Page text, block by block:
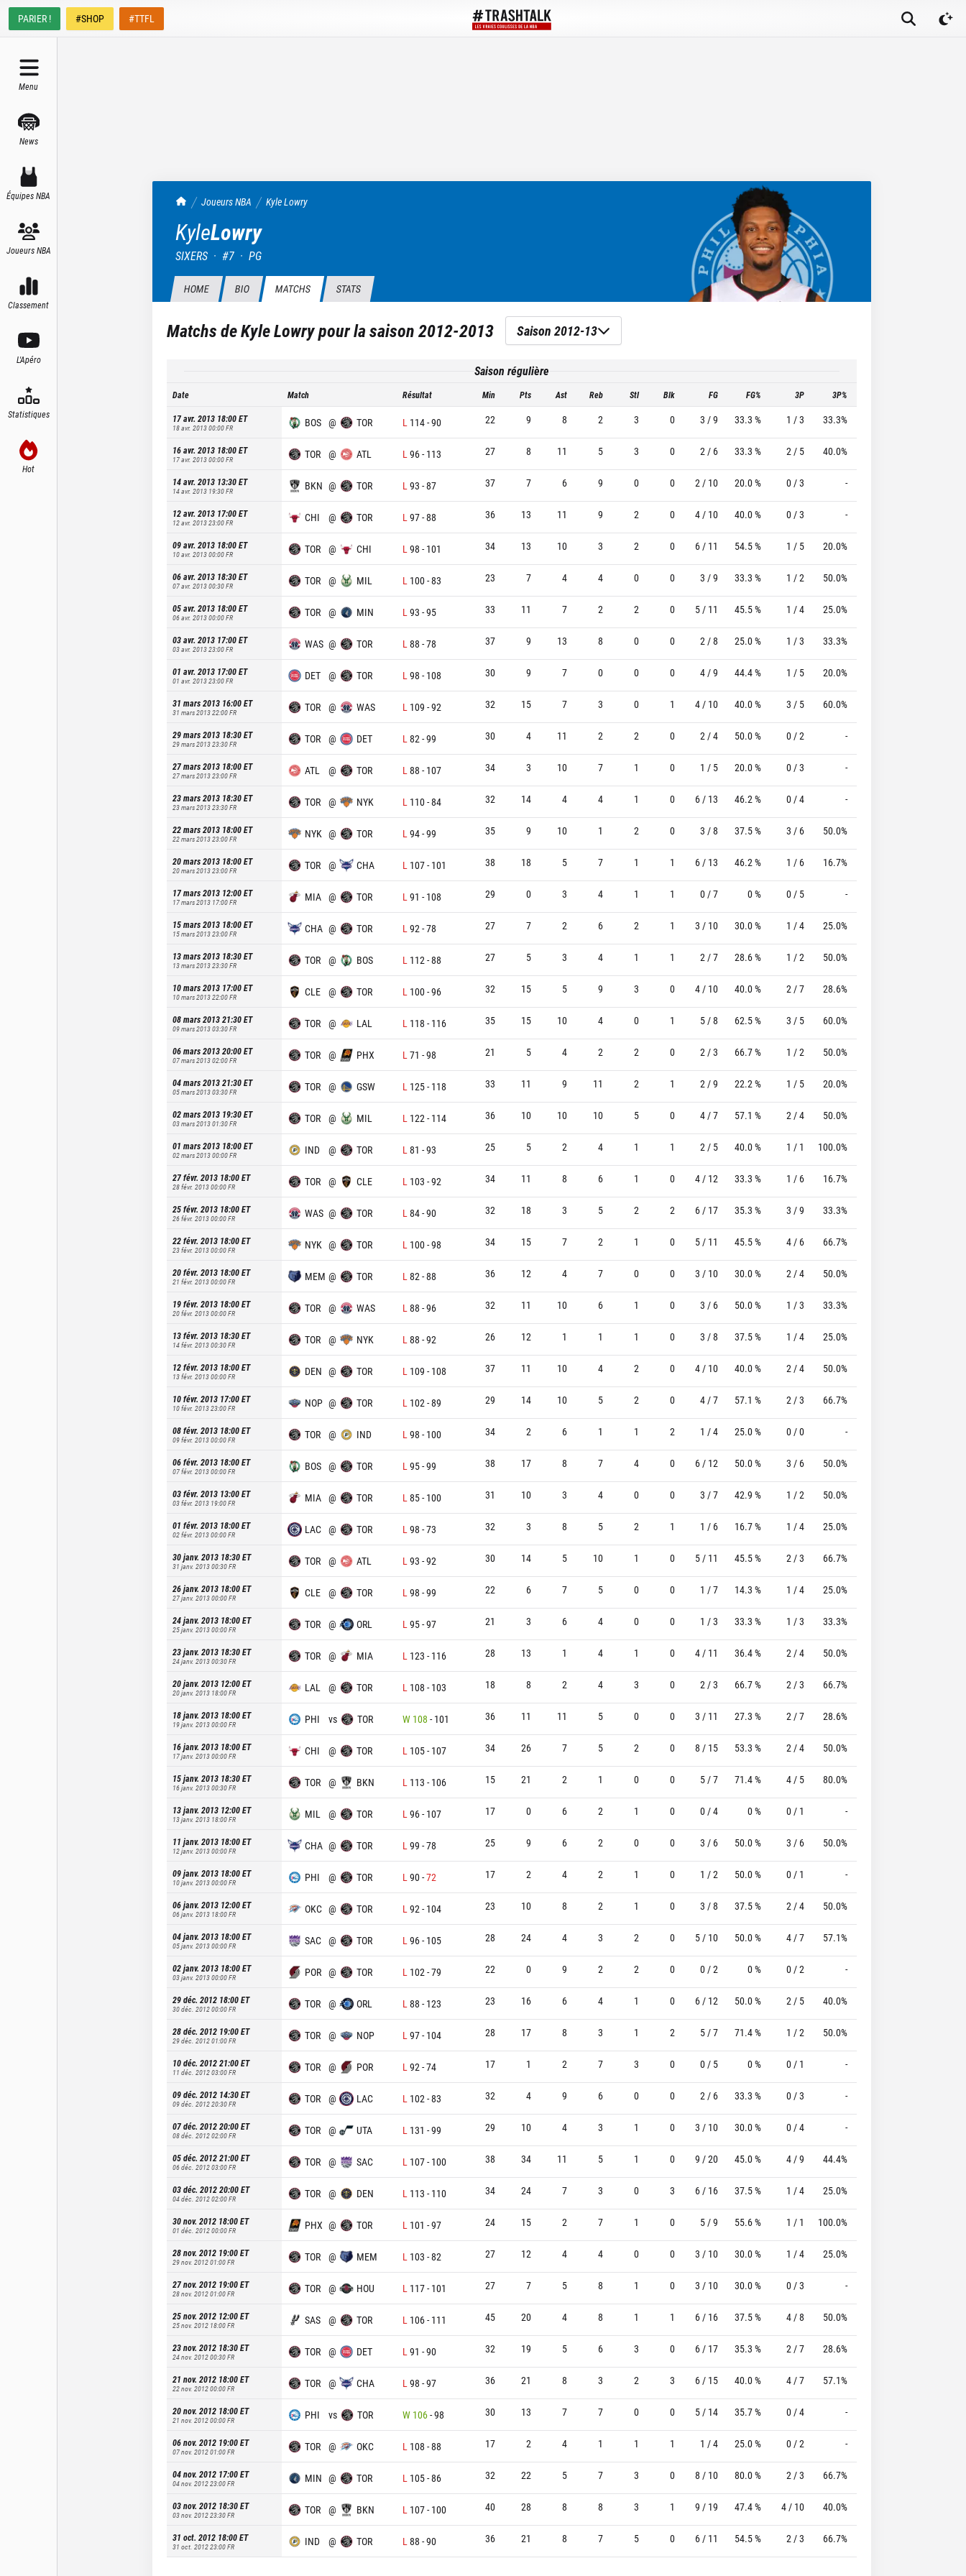
PARIER ! #SHOP #TTFL
Menu
News
Équipes NBA
Joueurs NBA
Classement
L'Apéro
Statistiques
Hot
TrashTalk Actu NBA
Joueurs NBA KyleLowry
KyleLowry
SIXERS · #7 · PG
HOME BIO MATCHS STATS
Matchs deKyle Lowrypour la saison2012-2013 Saison 2012-13
Saison régulière
Date Match Résultat Min Pts Ast Reb Stl Blk FG FG% 3P 3P%
17 avr. 2013 18:00ET
18 avr. 2013 00:00FR BOS @ TOR L 114-90 22 9 8 2 3 0 3 / 9 33.3 % 1 / 3 33.3%
16 avr. 2013 18:00ET
17 avr. 2013 00:00FR TOR @ ATL L 96- 113 27 8 11 5 3 0 2 / 6 33.3 % 2 / 5 40.0%
14 avr. 2013 13:30ET
14 avr. 2013 19:30FR BKN @ TOR L 93 -87 37 7 6 9 0 0 2 / 10 20.0 % 0 / 3 -
12 avr. 2013 17:00ET
12 avr. 2013 23:00FR CHI @ TOR L 97-88 36 13 11 9 2 0 4 / 10 40.0 % 0 / 3 -
09 avr. 2013 18:00ET
10 avr. 2013 00:00FR TOR @ CHI L 98 - 101 34 13 10 3 2 0 6 / 11 54.5 % 1 / 5 20.0%
06 avr. 2013 18:30ET
07 avr. 2013 00:30FR TOR @ MIL L 100-83 23 7 4 4 0 0 3 / 9 33.3 % 1 / 2 50.0%
05 avr. 2013 18:00ET
06 avr. 2013 00:00FR TOR @ MIN L 93 -95 33 11 7 2 2 0 5 / 11 45.5 % 1 / 4 25.0%
03 avr. 2013 17:00ET
03 avr. 2013 23:00FR WAS @ TOR L 88 -78 37 9 13 8 0 0 2 / 8 25.0 % 1 / 3 33.3%
01 avr. 2013 17:00ET
01 avr. 2013 23:00FR DET @ TOR L 98 - 108 30 9 7 0 0 0 4 / 9 44.4 % 1 / 5 20.0%
31 mars 2013 16:00ET
31 mars 2013 22:00FR TOR @ WAS L 109 -92 32 15 7 3 0 1 4 / 10 40.0 % 3 / 5 60.0%
29 mars 2013 18:30ET
29 mars 2013 23:30FR TOR @ DET L 82 -99 30 4 11 2 2 0 2 / 4 50.0 % 0 / 2 -
27 mars 2013 18:00ET
27 mars 2013 23:00FR ATL @ TOR L 88 - 107 34 3 10 7 1 0 1 / 5 20.0 % 0 / 3 -
23 mars 2013 18:30ET
23 mars 2013 23:30FR TOR @ NYK L 110-84 32 14 4 4 1 0 6 / 13 46.2 % 0 / 4 -
22 mars 2013 18:00ET
22 mars 2013 23:00FR NYK @ TOR L 94-99 35 9 10 1 2 0 3 / 8 37.5 % 3 / 6 50.0%
20 mars 2013 18:00ET
20 mars 2013 23:00FR TOR @ CHA L 107- 101 38 18 5 7 1 1 6 / 13 46.2 % 1 / 6 16.7%
17 mars 2013 12:00ET
17 mars 2013 17:00FR MIA @ TOR L 91 - 108 29 0 3 4 1 1 0 / 7 0 % 0 / 5 -
15 mars 2013 18:00ET
15 mars 2013 23:00FR CHA @ TOR L 92 -78 27 7 2 6 2 1 3 / 10 30.0 % 1 / 4 25.0%
13 mars 2013 18:30ET
13 mars 2013 23:30FR TOR @ BOS L 112 -88 27 5 3 4 1 1 2 / 7 28.6 % 1 / 2 50.0%
10 mars 2013 17:00ET
10 mars 2013 22:00FR CLE @ TOR L 100-96 32 15 5 9 3 0 4 / 10 40.0 % 2 / 7 28.6%
08 mars 2013 21:30ET
09 mars 2013 03:30FR TOR @ LAL L 118 - 116 35 15 10 4 0 1 5 / 8 62.5 % 3 / 5 60.0%
06 mars 2013 20:00ET
07 mars 2013 02:00FR TOR @ PHX L 71 -98 21 5 4 2 2 0 2 / 3 66.7 % 1 / 2 50.0%
04 mars 2013 21:30ET
05 mars 2013 03:30FR TOR @ GSW L 125- 118 33 11 9 11 2 1 2 / 9 22.2 % 1 / 5 20.0%
02 mars 2013 19:30ET
03 mars 2013 01:30FR TOR @ MIL L 122 - 114 36 10 10 10 5 0 4 / 7 57.1 % 2 / 4 50.0%
01 mars 2013 18:00ET
02 mars 2013 00:00FR IND @ TOR L 81 -93 25 5 2 4 1 1 2 / 5 40.0 % 1 / 1 100.0%
27 févr. 2013 18:00ET
28 févr. 2013 00:00FR TOR @ CLE L 103 -92 34 11 8 6 1 0 4 / 12 33.3 % 1 / 6 16.7%
25 févr. 2013 18:00ET
26 févr. 2013 00:00FR WAS @ TOR L 84-90 32 18 3 5 2 2 6 / 17 35.3 % 3 / 9 33.3%
22 févr. 2013 18:00ET
23 févr. 2013 00:00FR NYK @ TOR L 100-98 34 15 7 2 1 0 5 / 11 45.5 % 4 / 6 66.7%
20 févr. 2013 18:00ET
21 févr. 2013 00:00FR MEM @ TOR L 82 -88 36 12 4 7 0 0 3 / 10 30.0 % 2 / 4 50.0%
19 févr. 2013 18:00ET
20 févr. 2013 00:00FR TOR @ WAS L 88 -96 32 11 10 6 1 0 3 / 6 50.0 % 1 / 3 33.3%
13 févr. 2013 18:30ET
14 févr. 2013 00:30FR TOR @ NYK L 88 -92 26 12 1 1 1 0 3 / 8 37.5 % 1 / 4 25.0%
12 févr. 2013 18:00ET
13 févr. 2013 00:00FR DEN @ TOR L 109 - 108 37 11 10 4 2 0 4 / 10 40.0 % 2 / 4 50.0%
10 févr. 2013 17:00ET
10 févr. 2013 23:00FR NOP @ TOR L 102 -89 29 14 10 5 2 0 4 / 7 57.1 % 2 / 3 66.7%
08 févr. 2013 18:00ET
09 févr. 2013 00:00FR TOR @ IND L 98 - 100 34 2 6 1 1 2 1 / 4 25.0 % 0 / 0 -
06 févr. 2013 18:00ET
07 févr. 2013 00:00FR BOS @ TOR L 95-99 38 17 8 7 4 0 6 / 12 50.0 % 3 / 6 50.0%
03 févr. 2013 13:00ET
03 févr. 2013 19:00FR MIA @ TOR L 85- 100 31 10 3 4 0 0 3 / 7 42.9 % 1 / 2 50.0%
01 févr. 2013 18:00ET
02 févr. 2013 00:00FR LAC @ TOR L 98 -73 32 3 8 5 2 1 1 / 6 16.7 % 1 / 4 25.0%
30 janv. 2013 18:30ET
31 janv. 2013 00:30FR TOR @ ATL L 93 -92 30 14 5 10 1 0 5 / 11 45.5 % 2 / 3 66.7%
26 janv. 2013 18:00ET
27 janv. 2013 00:00FR CLE @ TOR L 98 -99 22 6 7 5 0 0 1 / 7 14.3 % 1 / 4 25.0%
24 janv. 2013 18:00ET
25 janv. 2013 00:00FR TOR @ ORL L 95-97 21 3 6 4 0 0 1 / 3 33.3 % 1 / 3 33.3%
23 janv. 2013 18:30ET
24 janv. 2013 00:30FR TOR @ MIA L 123 - 116 28 13 1 4 1 0 4 / 11 36.4 % 2 / 4 50.0%
20 janv. 2013 12:00ET
20 janv. 2013 18:00FR LAL @ TOR L 108 - 103 18 8 2 4 3 0 2 / 3 66.7 % 2 / 3 66.7%
18 janv. 2013 18:00ET
19 janv. 2013 00:00FR PHI vs TOR W 108 - 101 36 11 11 5 0 0 3 / 11 27.3 % 2 / 7 28.6%
16 janv. 2013 18:00ET
17 janv. 2013 00:00FR CHI @ TOR L 105- 107 34 26 7 5 2 0 8 / 15 53.3 % 2 / 4 50.0%
15 janv. 2013 18:30ET
16 janv. 2013 00:30FR TOR @ BKN L 113 - 106 15 21 2 1 0 0 5 / 7 71.4 % 4 / 5 80.0%
13 janv. 2013 12:00ET
13 janv. 2013 18:00FR MIL @ TOR L 96- 107 17 0 6 2 1 0 0 / 4 0 % 0 / 1 -
11 janv. 2013 18:00ET
12 janv. 2013 00:00FR CHA @ TOR L 99 -78 25 9 6 2 0 0 3 / 6 50.0 % 3 / 6 50.0%
09 janv. 2013 18:00ET
10 janv. 2013 00:00FR PHI @ TOR L 90-72 17 2 4 2 1 0 1 / 2 50.0 % 0 / 1 -
06 janv. 2013 12:00ET
06 janv. 2013 18:00FR OKC @ TOR L 92 - 104 23 10 8 2 1 0 3 / 8 37.5 % 2 / 4 50.0%
04 janv. 2013 18:00ET
05 janv. 2013 00:00FR SAC @ TOR L 96- 105 28 24 4 3 2 0 5 / 10 50.0 % 4 / 7 57.1%
02 janv. 2013 18:00ET
03 janv. 2013 00:00FR POR @ TOR L 102 -79 22 0 9 2 2 0 0 / 2 0 % 0 / 2 -
29 déc. 2012 18:00ET
30 déc. 2012 00:00FR TOR @ ORL L 88 - 123 23 16 6 4 1 0 6 / 12 50.0 % 2 / 5 40.0%
28 déc. 2012 19:00ET
29 déc. 2012 01:00FR TOR @ NOP L 97- 104 28 17 8 3 1 2 5 / 7 71.4 % 1 / 2 50.0%
10 déc. 2012 21:00ET
11 déc. 2012 03:00FR TOR @ POR L 92 -74 17 1 2 7 3 0 0 / 5 0 % 0 / 1 -
09 déc. 2012 14:30ET
09 déc. 2012 20:30FR TOR @ LAC L 102 -83 32 4 9 6 0 0 2 / 6 33.3 % 0 / 3 -
07 déc. 2012 20:00ET
08 déc. 2012 02:00FR TOR @ UTA L 131 -99 29 10 4 3 1 0 3 / 10 30.0 % 0 / 4 -
05 déc. 2012 21:00ET
06 déc. 2012 03:00FR TOR @ SAC L 107- 100 38 34 11 5 1 0 9 / 20 45.0 % 4 / 9 44.4%
03 déc. 2012 20:00ET
04 déc. 2012 02:00FR TOR @ DEN L 113 - 110 34 24 7 3 0 3 6 / 16 37.5 % 1 / 4 25.0%
30 nov. 2012 18:00ET
01 déc. 2012 00:00FR PHX @ TOR L 101 -97 24 15 2 7 1 0 5 / 9 55.6 % 1 / 1 100.0%
28 nov. 2012 19:00ET
29 nov. 2012 01:00FR TOR @ MEM L 103 -82 27 12 4 4 0 0 3 / 10 30.0 % 1 / 4 25.0%
27 nov. 2012 19:00ET
28 nov. 2012 01:00FR TOR @ HOU L 117- 101 27 7 5 8 1 0 3 / 10 30.0 % 0 / 3 -
25 nov. 2012 12:00ET
25 nov. 2012 18:00FR SAS @ TOR L 106- 111 45 20 4 8 1 1 6 / 16 37.5 % 4 / 8 50.0%
23 nov. 2012 18:30ET
24 nov. 2012 00:30FR TOR @ DET L 91 -90 32 19 5 6 3 0 6 / 17 35.3 % 2 / 7 28.6%
21 nov. 2012 18:00ET
22 nov. 2012 00:00FR TOR @ CHA L 98 -97 36 21 8 3 2 3 6 / 15 40.0 % 4 / 7 57.1%
20 nov. 2012 18:00ET
21 nov. 2012 00:00FR PHI vs TOR W 106-98 30 13 7 7 0 0 5 / 14 35.7 % 0 / 4 -
06 nov. 2012 19:00ET
07 nov. 2012 01:00FR TOR @ OKC L 108 -88 17 2 4 1 1 1 1 / 4 25.0 % 0 / 2 -
04 nov. 2012 17:00ET
04 nov. 2012 23:00FR MIN @ TOR L 105-86 32 22 5 7 3 0 8 / 10 80.0 % 2 / 3 66.7%
03 nov. 2012 18:30ET
03 nov. 2012 23:30FR TOR @ BKN L 107- 100 40 28 8 8 3 1 9 / 19 47.4 % 4 / 10 40.0%
31 oct. 2012 18:00ET
31 oct. 2012 23:00FR IND @ TOR L 88 -90 36 21 8 7 5 0 6 / 11 54.5 % 2 / 3 66.7%